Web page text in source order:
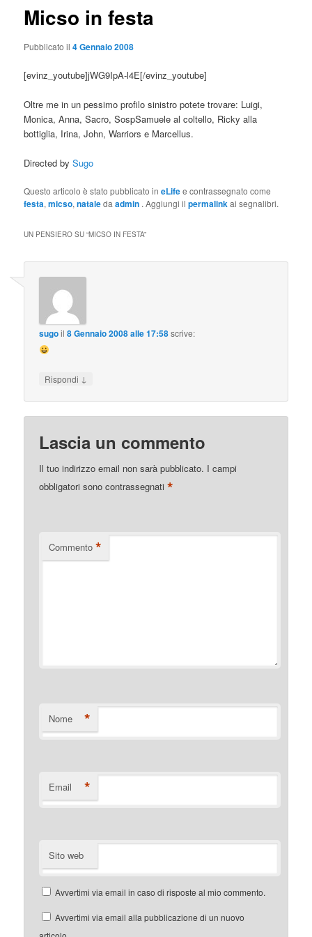
Micso in festa
Pubblicato il4 Gennaio 2008
[evinz_youtube]jWG9IpA-l4E[/evinz_youtube]
Oltre me in un pessimo profilo sinistro potete trovare: Luigi,
Monica, Anna, Sacro, SospSamuele al coltello, Ricky alla
bottiglia, Irina, John, Warriors e Marcellus.
Directed bySugo
Questo articolo è stato pubblicato ineLifee contrassegnato come
festa,micso,nataledaadmin . Aggiungi ilpermalinkai segnalibri.
UN PENSIERO SU “MICSO IN FESTA”
sugoil8 Gennaio 2008 alle 17:58scrive:
Rispondi ↓
Lascia un commento
Il tuo indirizzo email non sarà pubblicato. I campi
obbligatori sono contrassegnati*
Commento *
Nome *
Email *
Sito web
Avvertimi via email in caso di risposte al mio commento.
Avvertimi via email alla pubblicazione di un nuovo